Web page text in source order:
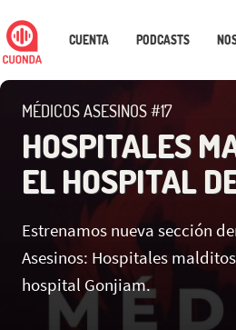
CUENTA PODCASTS
MÉDICOS ASESINOS #17
HOSPITALES
EL HOSPITAL
Estrenamos nueva sección
Asesinos: Hospitales
hospital Gonjiam.